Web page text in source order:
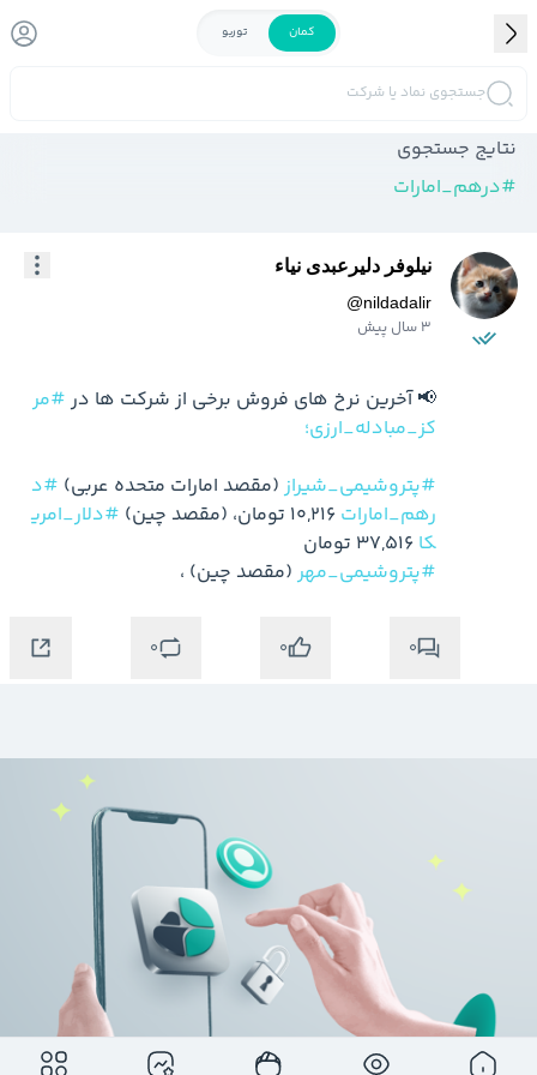
کمان توربو
جستجوی نماد یا شرکت
نتایج جستجوی
#درهم_امارات
نیلوفر دلیرعبدی نیاء
@nildadalir
3 سال پیش
📢 آخرین نرخ های فروش برخی از شرکت ها در #مر
کز_مبادله_ارزی؛
#پتروشیمی_شیراز (مقصد امارات متحده عربی) #د
رهم_امارات
#دلار_امری
کا
#پتروشیمی_مهر (مقصد چین) ،
0
0
0